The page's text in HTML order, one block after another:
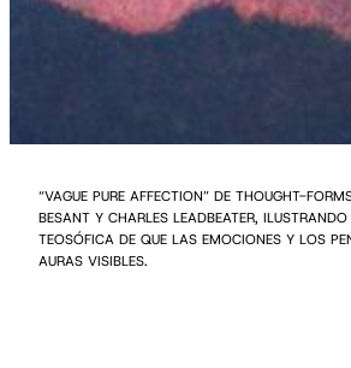
“VAGUE PURE AFFECTION” DE THOUGHT-
BESANT Y CHARLES LEADBEATER,
TEOSÓFICA DE QUE LAS EMOCIONES Y LOS
AURAS VISIBLES.